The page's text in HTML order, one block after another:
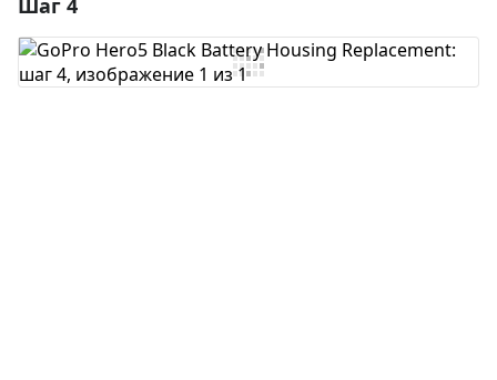
Добавить комментарий
Шаг 4